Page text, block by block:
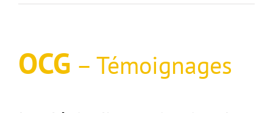
OCG – Témoignages